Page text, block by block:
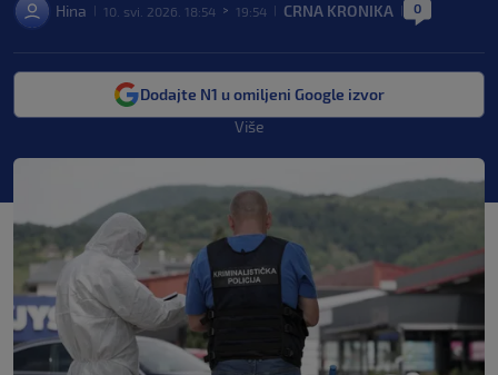
Hina 10. svi. 2026. 18:54 > 19:54 CRNA KRONIKA 0
Dodajte N1 u omiljeni Google izvor
Više